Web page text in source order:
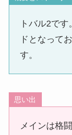
トバル2で
ドとなって
す。
思い出
メインは格